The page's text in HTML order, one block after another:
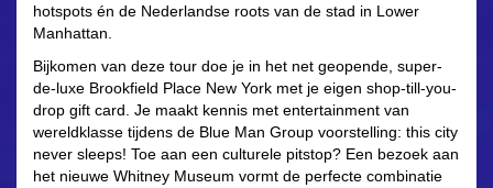
hotspots én de Nederlandse roots van de stad in Lower
Manhattan.
Bijkomen van deze tour doe je in het net geopende, super-
de-luxe Brookfield Place New York met je eigen shop-till-you-
drop gift card. Je maakt kennis met entertainment van
wereldklasse tijdens de Blue Man Group voorstelling: this city
never sleeps! Toe aan een culturele pitstop? Een bezoek aan
het nieuwe Whitney Museum vormt de perfecte combinatie